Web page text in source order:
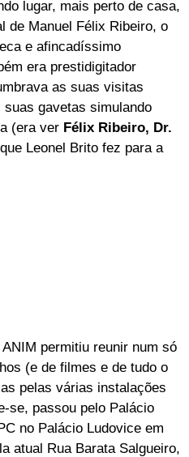
lugar, mais perto de casa,
de Manuel Félix Ribeiro, o
e afincadíssimo
era prestidigitador
as suas visitas
gavetas simulando
(era ver Félix Ribeiro, Dr.
Leonel Brito fez para a
permitiu reunir num só
(e de filmes e de tudo o
pelas várias instalações
se, passou pelo Palácio
no Palácio Ludovice em
atual Rua Barata Salgueiro,